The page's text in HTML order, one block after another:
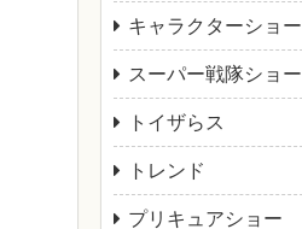
キャラクターショー
スーパー戦隊ショー
トイザらス
トレンド
プリキュアショー